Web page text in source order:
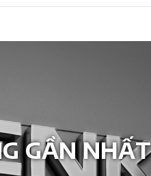
GẦN NHẤT